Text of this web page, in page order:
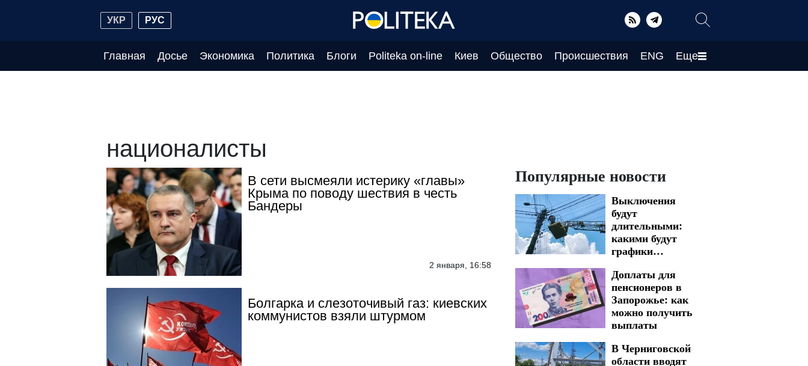
УКР РУС
Главная Досье Экономика Политика Блоги Politeka on-line Киев Общество Происшествия ENG Еще
националисты
В сети высмеяли истерику «главы»
Крыма по поводу шествия в честь
Бандеры
2 января, 16:58
Болгарка и слезоточивый газ: киевских
коммунистов взяли штурмом
Популярные новости
Выключения
будут
длительными:
какими будут
графики
в Запорожье на 7
августа
Доплаты для
пенсионеров в
Запорожье: как
можно получить
выплаты
В Черниговской
области вводят